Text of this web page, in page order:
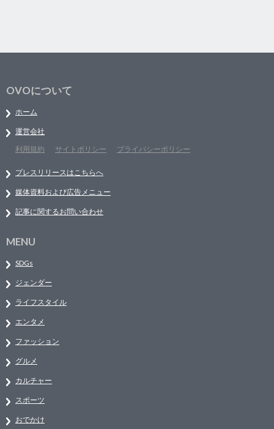
OVOについて
ホーム
運営会社
利用規約
サイトポリシー プライバシーポリシー
プレスリリースはこちらへ
媒体資料および広告メニュー
記事に関するお問い合わせ
MENU
SDGs
ジェンダー
ライフスタイル
エンタメ
ファッション
グルメ
カルチャー
スポーツ
おでかけ